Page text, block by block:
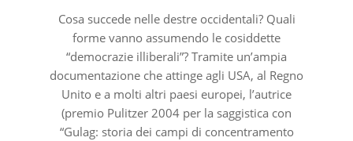
29Cosa succede nelle destre occidentali? Quali
forme vanno assumendo le cosiddette
“democrazie illiberali”? Tramite un’ampia
documentazione che attinge agli USA, al Regno
Unito e a molti altri paesi europei, l’autrice
(premio Pulitzer 2004 per la saggistica con
“Gulag: storia dei campi di concentramento